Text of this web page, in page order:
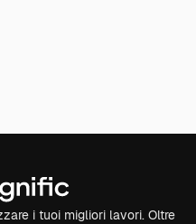
i tuoi migliori lavori. Oltre